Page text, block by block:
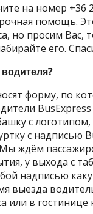
на номер +36
помощь.
но просим Вас,
его.
форму, по
с
с надписью
ждём
у выхода с
надписью
выезда
или в